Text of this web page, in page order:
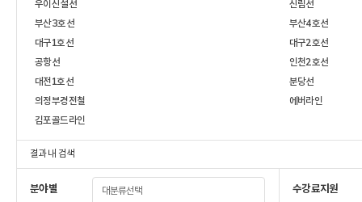
우이신설선
신림선
부산3호선
부산4호선
대구1호선
대구2호선
공항선
인천2호선
대전1호선
분당선
의정부경전철
에버라인
김포골드라인
결과 내 검색
분야별
수강료지원